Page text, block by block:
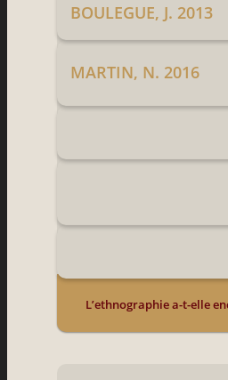
BOULEGUE, J. 2013
MARTIN, N. 2016
L’ethnographie a-t-elle